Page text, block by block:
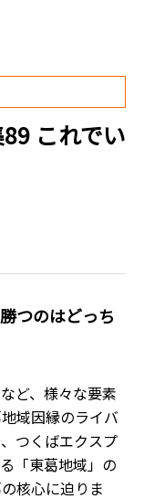
これでい
つのはどっち
ど、様々な要素
域因縁のライバ
つくばエクスプ
「東葛地域」の
核心に迫りま